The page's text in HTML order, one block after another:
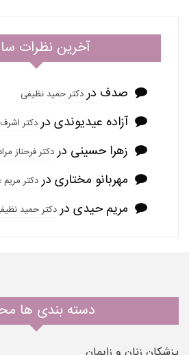
آخرین نظرات
صدف دردکتر حمید نظیفی
آزاده عیدیوندی دردکتر
زهرا حسینی دردکتر فرحناز
مهربانو مختاری دردکتر
مریم حیدی دردکتر حمید
دسته بندی ها